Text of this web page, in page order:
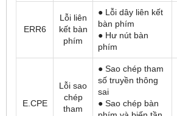
ERR6
Lỗi liên
kết bàn
phím
● Lỗi dây liên kết
bàn phím
● Hư nút bàn
phím
E.CPE
Lỗi sao
chép
tham
● Sao chép tham
số truyền thông
sai
● Sao chép bàn